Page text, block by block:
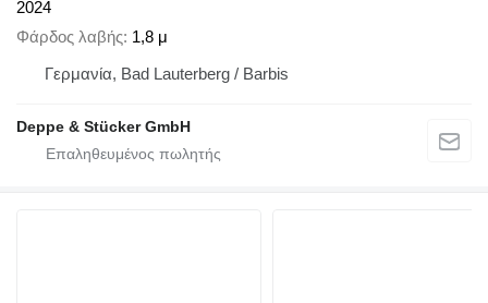
2024
Φάρδος λαβής 1,8 μ
Γερμανία, Bad Lauterberg / Barbis
Deppe & Stücker GmbH